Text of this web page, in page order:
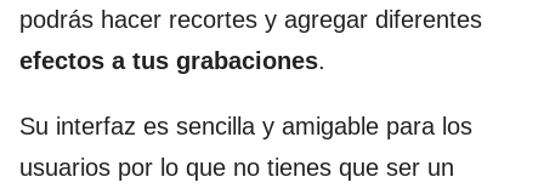
podrás hacer recortes y agregar diferentes
efectos a tus grabaciones.
Su interfaz es sencilla y amigable para los
usuarios por lo que no tienes que ser un